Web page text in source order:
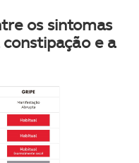
os sintomas
e a